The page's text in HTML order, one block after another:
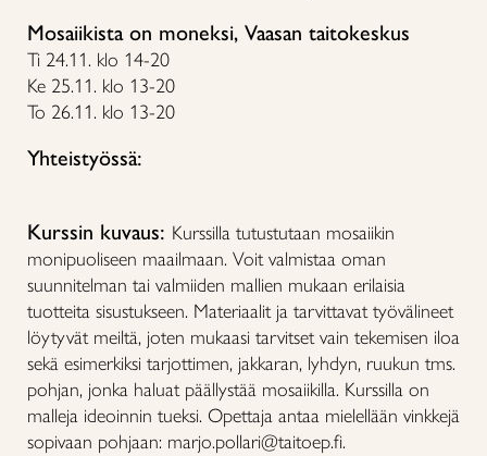
Mosaiikista on moneksi, Vaasan taitokeskus
Ti 24.11. klo 14-20
Ke 25.11. klo 13-20
To 26.11. klo 13-20
Yhteistyössä:
Kurssin kuvaus: Kurssilla tutustutaan mosaiikin
monipuoliseen maailmaan. Voit valmistaa oman
suunnitelman tai valmiiden mallien mukaan erilaisia
tuotteita sisustukseen. Materiaalit ja tarvittavat työvälineet
löytyvät meiltä, joten mukaasi tarvitset vain tekemisen iloa
sekä esimerkiksi tarjottimen, jakkaran, lyhdyn, ruukun tms.
pohjan, jonka haluat päällystää mosaiikilla. Kurssilla on
malleja ideoinnin tueksi. Opettaja antaa mielellään vinkkejä
sopivaan pohjaan: marjo.pollari@taitoep.fi.